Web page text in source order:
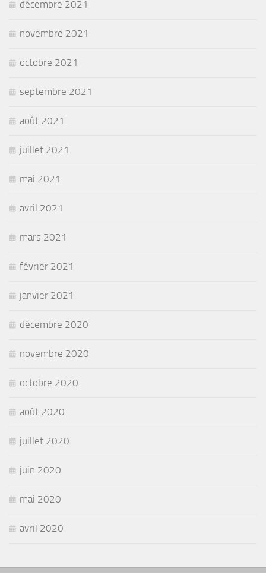
décembre 2021
novembre 2021
octobre 2021
septembre 2021
août 2021
juillet 2021
mai 2021
avril 2021
mars 2021
février 2021
janvier 2021
décembre 2020
novembre 2020
octobre 2020
août 2020
juillet 2020
juin 2020
mai 2020
avril 2020